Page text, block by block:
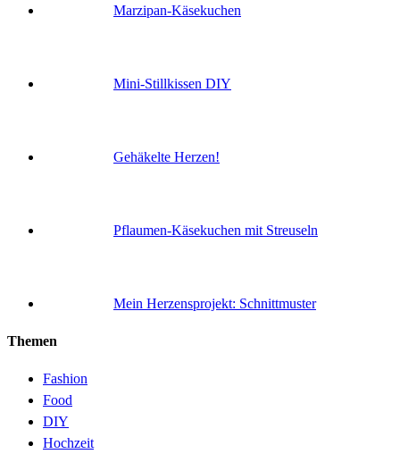
Marzipan-Käsekuchen
Mini-Stillkissen DIY
Gehäkelte Herzen!
Pflaumen-Käsekuchen mit Streuseln
Mein Herzensprojekt: Schnittmuster
Themen
Fashion
Food
DIY
Hochzeit